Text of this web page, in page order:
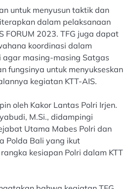
untuk menyusun taktik dan
dalam pelaksanaan
FORUM 2023. TFG juga dapat
koordinasi dalam
agar masing-masing Satgas
fungsinya untuk menyukseskan
kegiatan KTT-AIS.
oleh Kakor Lantas Polri Irjen.
M.Si., didampingi
Utama Mabes Polri dan
Polda Bali yang ikut
kesiapan Polri dalam KTT